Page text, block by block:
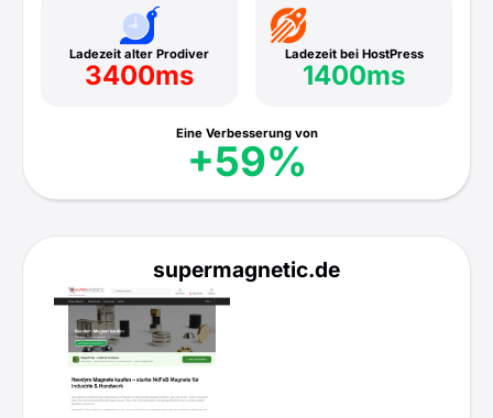
Ladezeit alter Prodiver
3400ms
Ladezeit bei HostPress
1400ms
Eine Verbesserung von
+59%
supermagnetic.de